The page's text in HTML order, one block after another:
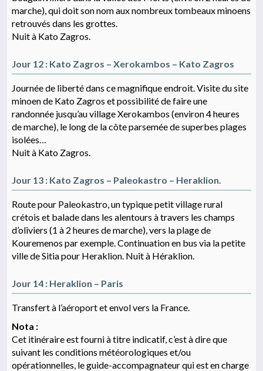
marche), qui doit son nom aux nombreux tombeaux minoens
retrouvés dans les grottes.
Nuit à Kato Zagros.
Jour 12 : Kato Zagros – Xerokambos – Kato Zagros
Journée de liberté dans ce magnifique endroit. Visite du site
minoen de Kato Zagros et possibilité de faire une
randonnée jusqu’au village Xerokambos (environ 4 heures
de marche), le long de la côte parsemée de superbes plages
isolées…
Nuit à Kato Zagros.
Jour 13 : Kato Zagros – Paleokastro – Heraklion.
Route pour Paleokastro, un typique petit village rural
crétois et balade dans les alentours à travers les champs
d’oliviers (1 à 2 heures de marche), vers la plage de
Kouremenos par exemple. Continuation en bus via la petite
ville de Sitia pour Heraklion. Nuit à Héraklion.
Jour 14 : Heraklion – Paris
Transfert à l’aéroport et envol vers la France.
Nota :
Cet itinéraire est fourni à titre indicatif, c’est à dire que
suivant les conditions météorologiques et/ou
opérationnelles, le guide-accompagnateur qui est en charge